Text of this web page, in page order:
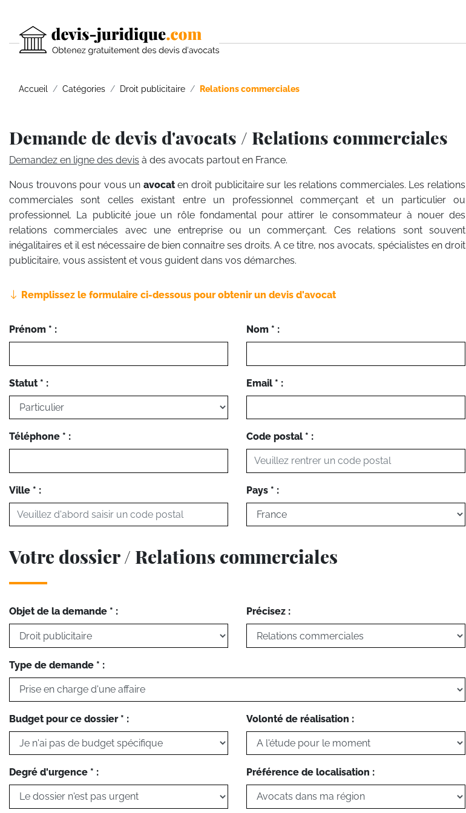
Accueil Catégories Droit publicitaire Relations commerciales
Demande de devis d'avocats / Relations commerciales
Demandez en ligne des devis à des avocats partout en France.
Nous trouvons pour vous un avocaten droit publicitaire sur les relations commerciales. Les relations
commerciales sont celles existant entre un professionnel commerçant et un particulier ou
professionnel. La publicité joue un rôle fondamental pour attirer le consommateur à nouer des
relations commerciales avec une entreprise ou un commerçant. Ces relations sont souvent
inégalitaires et il est nécessaire de bien connaitre ses droits. A ce titre, nos avocats, spécialistes en droit
publicitaire, vous assistent et vous guident dans vos démarches.
Remplissez le formulaire ci-dessous pour obtenir un devis d'avocat
Prénom * : Nom * :
Statut * : Email * :
Téléphone * : Code postal * :
Ville * : Pays * :
Votre dossier / Relations commerciales
Objet de la demande * : Précisez :
Type de demande * :
Budget pour ce dossier * : Volonté de réalisation :
Degré d'urgence * : Préférence de localisation :